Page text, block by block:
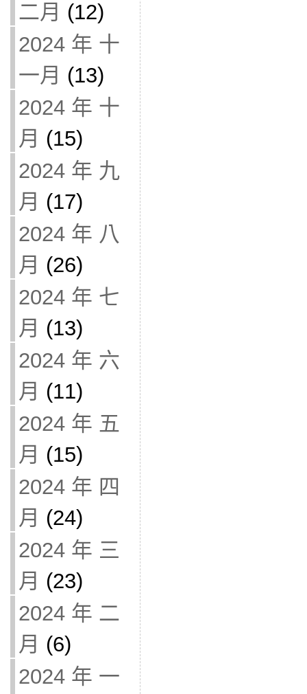
二月 (12)
2024 年 十
一月 (13)
2024 年 十
月 (15)
2024 年 九
月 (17)
2024 年 八
月 (26)
2024 年 七
月 (13)
2024 年 六
月 (11)
2024 年 五
月 (15)
2024 年 四
月 (24)
2024 年 三
月 (23)
2024 年 二
月 (6)
2024 年 一